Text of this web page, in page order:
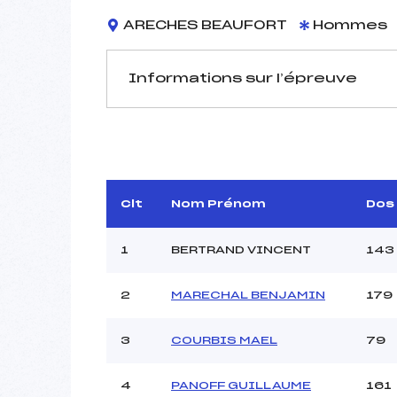
ARECHES BEAUFORT Hommes
Informations sur l’épreuve
Arbitre :
Assistant :
MANCHE 1
Heure de départ :
Ouvreurs A :
Clt Nom Prénom Dos
1 BERTRAND VINCENT 143
2 MARECHAL BENJAMIN 179
3 COURBIS MAEL 79
4 PANOFF GUILLAUME 161